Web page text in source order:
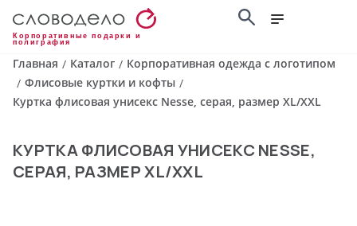
Корпоративные подарки и
полиграфия
Главная / Каталог / Корпоративная одежда с логотипом
/ Флисовые куртки и кофты /
Куртка флисовая унисекс Nesse, серая, размер XL/XXL
КУРТКА ФЛИСОВАЯ УНИСЕКС NESSE,
СЕРАЯ, РАЗМЕР XL/XXL